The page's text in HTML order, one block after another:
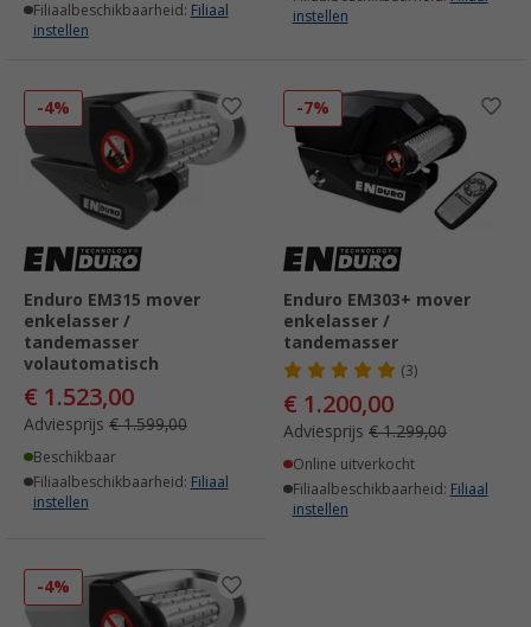
Filiaalbeschikbaarheid: Filiaal
instellen
instellen
-4%
Enduro EM315 mover
enkelasser /
tandemasser
volautomatisch
€ 1.523,00
Adviesprijs € 1.599,00
Beschikbaar
Filiaalbeschikbaarheid: Filiaal
instellen
-7%
Enduro EM303+ mover
enkelasser /
tandemasser
(3)
€ 1.200,00
Adviesprijs € 1.299,00
Online uitverkocht
Filiaalbeschikbaarheid: Filiaal
instellen
-4%